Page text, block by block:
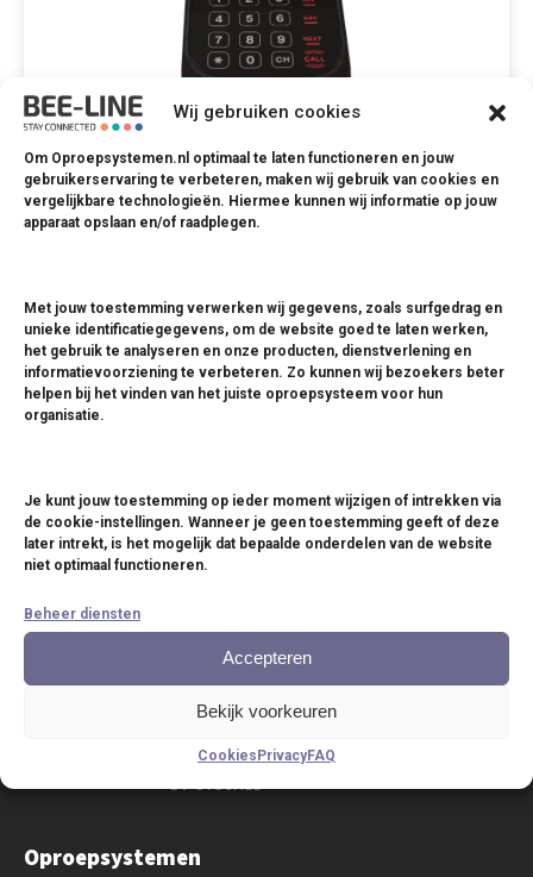
Wij gebruiken cookies
Om Oproepsystemen.nl optimaal te laten functioneren en jouw
gebruikerservaring te verbeteren, maken wij gebruik van cookies en
vergelijkbare technologieën. Hiermee kunnen wij informatie op jouw
apparaat opslaan en/of raadplegen.
Met jouw toestemming verwerken wij gegevens, zoals surfgedrag en
unieke identificatiegegevens, om de website goed te laten werken,
het gebruik te analyseren en onze producten, dienstverlening en
informatievoorziening te verbeteren. Zo kunnen wij bezoekers beter
helpen bij het vinden van het juiste oproepsysteem voor hun
organisatie.
Je kunt jouw toestemming op ieder moment wijzigen of intrekken via
de cookie-instellingen. Wanneer je geen toestemming geeft of deze
later intrekt, is het mogelijk dat bepaalde onderdelen van de website
niet optimaal functioneren.
Beheer diensten
Accepteren
Bekijk voorkeuren
Cookies PrivacyFAQ
[ST-5010] Zendmodule voor notificatie via
display
Oproepsysteem voor het projecteren van
Lees meer
P:+31 (0)30 268 2957
WhatsApp us
Oproepsystemen